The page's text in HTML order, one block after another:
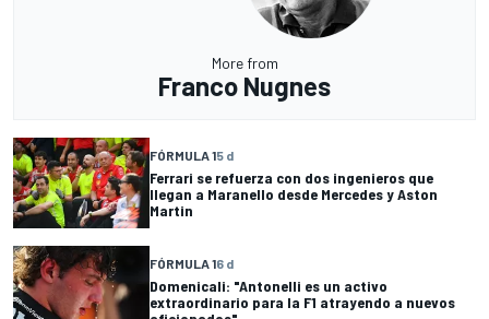
More from
Franco Nugnes
FÓRMULA 15 d
Ferrari se refuerza con dos ingenieros que
llegan a Maranello desde Mercedes y Aston
Martin
FÓRMULA 16 d
Domenicali: "Antonelli es un activo
extraordinario para la F1 atrayendo a nuevos